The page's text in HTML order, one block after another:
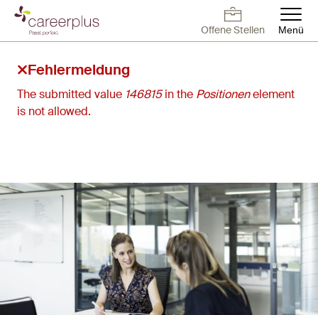
Direkt
zum
Inhalt
Offene Stellen Menü
Für Arbeitnehmer
Blog
Über uns
Deutsch Français English
Fehlermeldung
The submitted value 146815in the Positionenelement
is not allowed.